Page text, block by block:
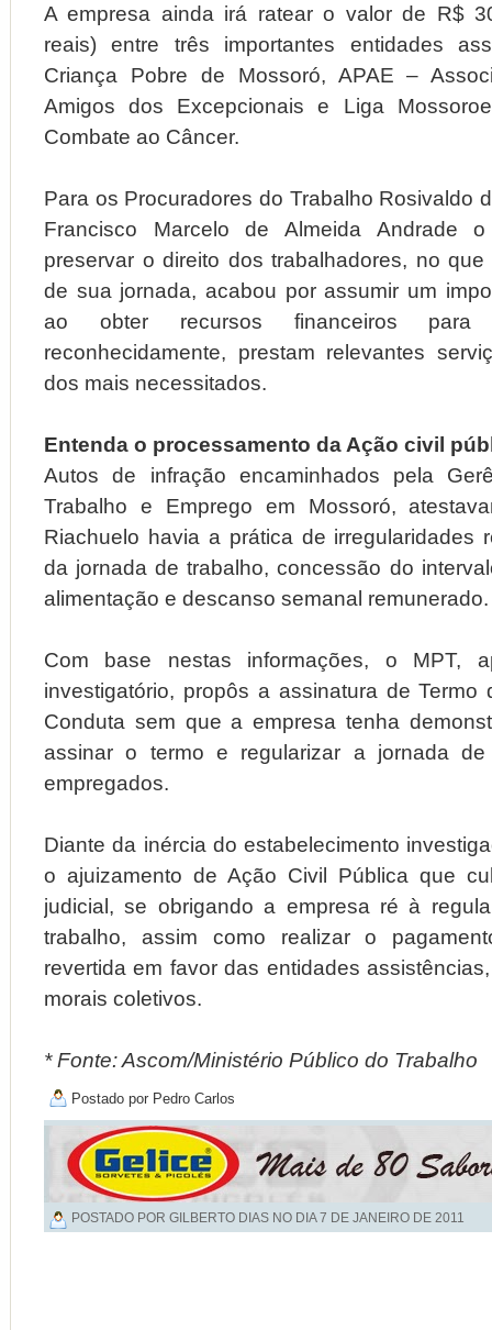
A empresa ainda irá ratear o valor de R$
reais) entre três importantes entidades
Criança Pobre de Mossoró, APAE –
Amigos dos Excepcionais e Liga
Combate ao Câncer.
Para os Procuradores do Trabalho Rosivaldo
Francisco Marcelo de Almeida Andrade
preservar o direito dos trabalhadores, no
de sua jornada, acabou por assumir um
ao obter recursos financeiros para
reconhecidamente, prestam relevantes
dos mais necessitados.
Entenda o processamento da Ação civil
Autos de infração encaminhados pela
Trabalho e Emprego em Mossoró,
Riachuelo havia a prática de irregularidades
da jornada de trabalho, concessão do
alimentação e descanso semanal remunerado.
Com base nestas informações, o MPT,
investigatório, propôs a assinatura de Termo
Conduta sem que a empresa tenha
assinar o termo e regularizar a jornada
empregados.
Diante da inércia do estabelecimento
o ajuizamento de Ação Civil Pública que
judicial, se obrigando a empresa ré à
trabalho, assim como realizar o
revertida em favor das entidades
morais coletivos.
* Fonte: Ascom/Ministério Público do Trabalho
Postado por Pedro Carlos
POSTADO POR GILBERTO DIAS NO DIA7 DE JANEIRO DE 2011